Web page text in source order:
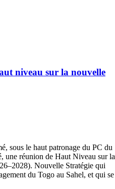
niveau sur la nouvelle
sous le haut patronage du PC du
une réunion de Haut Niveau sur la
Nouvelle Stratégie qui
du Togo au Sahel, et qui se